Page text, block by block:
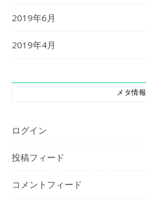
2019年6月
2019年4月
メタ情報
ログイン
投稿フィード
コメントフィード